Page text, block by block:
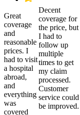
Great
coverage
and
reasonable
prices. I
had to visit
a hospital
abroad,
and
everything
was
covered
Decent
coverage for
the price, but
I had to
follow up
multiple
times to get
my claim
processed.
Customer
service could
be improved.